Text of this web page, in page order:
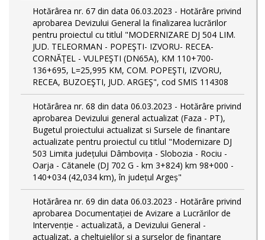
Hotărârea nr. 67 din data 06.03.2023 - Hotărâre privind
aprobarea Devizului General la finalizarea lucrărilor
pentru proiectul cu titlul "MODERNIZARE DJ 504 LIM.
JUD. TELEORMAN - POPEŞTI- IZVORU- RECEA-
CORNĂŢEL - VULPEŞTI (DN65A), KM 110+700-
136+695, L=25,995 KM, COM. POPEŞTI, IZVORU,
RECEA, BUZOEŞTI, JUD. ARGEŞ", cod SMIS 114308
Hotărârea nr. 68 din data 06.03.2023 - Hotărâre privind
aprobarea Devizului general actualizat (Faza - PT),
Bugetul proiectului actualizat si Sursele de finantare
actualizate pentru proiectul cu titlul "Modernizare DJ
503 Limita județului Dâmbovița - Slobozia - Rociu -
Oarja - Cătanele (DJ 702 G - km 3+824) km 98+000 -
140+034 (42,034 km), în județul Argeș"
Hotărârea nr. 69 din data 06.03.2023 - Hotărâre privind
aprobarea Documentației de Avizare a Lucrărilor de
Intervenție - actualizată, a Devizului General -
actualizat, a cheltuielilor și a surselor de finanțare